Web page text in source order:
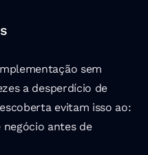
sem
a desperdício de
evitam isso ao:
antes de